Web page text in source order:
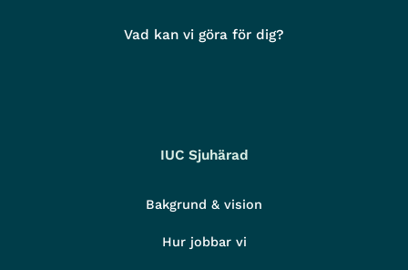
IUC Sjuhärad
Bakgrund & vision
Hur jobbar vi
Vad kan vi göra för dig?